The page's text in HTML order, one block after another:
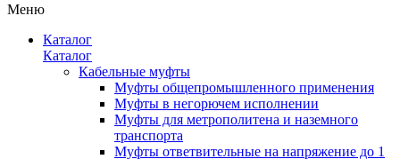
Меню
Каталог
Каталог
Кабельные муфты
Муфты общепромышленного применения
Муфты в негорючем исполнении
Муфты для метрополитена и наземного
транспорта
Муфты ответвительные на напряжение до 1